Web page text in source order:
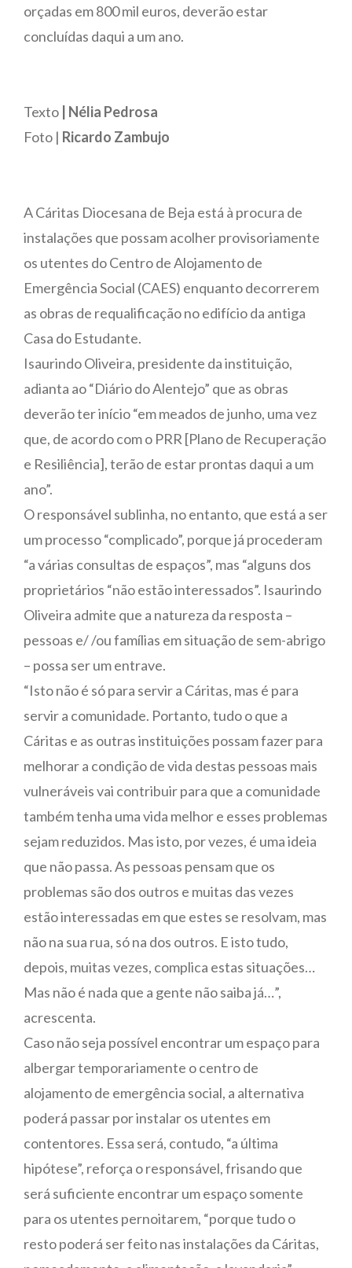
orçadas em 800 mil euros, deverão estar
concluídas daqui a um ano.
Texto | Nélia Pedrosa
Foto | Ricardo Zambujo
A Cáritas Diocesana de Beja está à procura de
instalações que possam acolher provisoriamente
os utentes do Centro de Alojamento de
Emergência Social (CAES) enquanto decorrerem
as obras de requalificação no edifício da antiga
Casa do Estudante.
Isaurindo Oliveira, presidente da instituição,
adianta ao “Diário do Alentejo” que as obras
deverão ter início “em meados de junho, uma vez
que, de acordo com o PRR [Plano de Recuperação
e Resiliência], terão de estar prontas daqui a um
ano”.
O responsável sublinha, no entanto, que está a ser
um processo “complicado”, porque já procederam
“a várias consultas de espaços”, mas “alguns dos
proprietários “não estão interessados”. Isaurindo
Oliveira admite que a natureza da resposta –
pessoas e/ /ou famílias em situação de sem-abrigo
– possa ser um entrave.
“Isto não é só para servir a Cáritas, mas é para
servir a comunidade. Portanto, tudo o que a
Cáritas e as outras instituições possam fazer para
melhorar a condição de vida destas pessoas mais
vulneráveis vai contribuir para que a comunidade
também tenha uma vida melhor e esses problemas
sejam reduzidos. Mas isto, por vezes, é uma ideia
que não passa. As pessoas pensam que os
problemas são dos outros e muitas das vezes
estão interessadas em que estes se resolvam, mas
não na sua rua, só na dos outros. E isto tudo,
depois, muitas vezes, complica estas situações…
Mas não é nada que a gente não saiba já…”,
acrescenta.
Caso não seja possível encontrar um espaço para
albergar temporariamente o centro de
alojamento de emergência social, a alternativa
poderá passar por instalar os utentes em
contentores. Essa será, contudo, “a última
hipótese”, reforça o responsável, frisando que
será suficiente encontrar um espaço somente
para os utentes pernoitarem, “porque tudo o
resto poderá ser feito nas instalações da Cáritas,